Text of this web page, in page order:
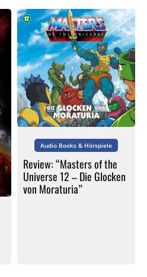
Audio Books & Hörspiele
Review: “Masters of the
Universe 12 – Die Glocken
von Moraturia”